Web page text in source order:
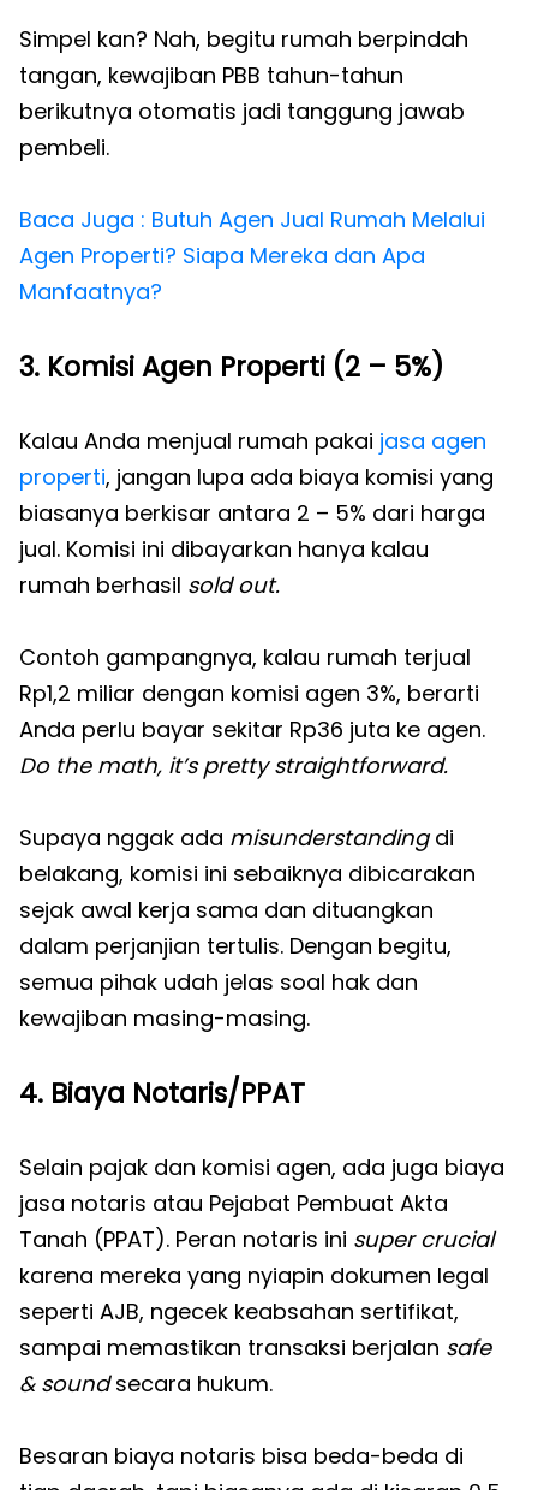
Simpel kan? Nah, begitu rumah berpindah
tangan, kewajiban PBB tahun-tahun
berikutnya otomatis jadi tanggung jawab
pembeli.
Baca Juga : Butuh Agen Jual Rumah Melalui
Agen Properti? Siapa Mereka dan Apa
Manfaatnya?
3. Komisi Agen Properti (2 – 5%)
Kalau Anda menjual rumah pakai jasa agen
properti, jangan lupa ada biaya komisi yang
biasanya berkisar antara 2 – 5% dari harga
jual. Komisi ini dibayarkan hanya kalau
rumah berhasil sold out.
Contoh gampangnya, kalau rumah terjual
Rp1,2 miliar dengan komisi agen 3%, berarti
Anda perlu bayar sekitar Rp36 juta ke agen.
Do the math, it’s pretty straightforward.
Supaya nggak ada misunderstandingdi
belakang, komisi ini sebaiknya dibicarakan
sejak awal kerja sama dan dituangkan
dalam perjanjian tertulis. Dengan begitu,
semua pihak udah jelas soal hak dan
kewajiban masing-masing.
4. Biaya Notaris/PPAT
Selain pajak dan komisi agen, ada juga biaya
jasa notaris atau Pejabat Pembuat Akta
Tanah (PPAT). Peran notaris ini super crucial
karena mereka yang nyiapin dokumen legal
seperti AJB, ngecek keabsahan sertifikat,
sampai memastikan transaksi berjalan safe
& soundsecara hukum.
Besaran biaya notaris bisa beda-beda di